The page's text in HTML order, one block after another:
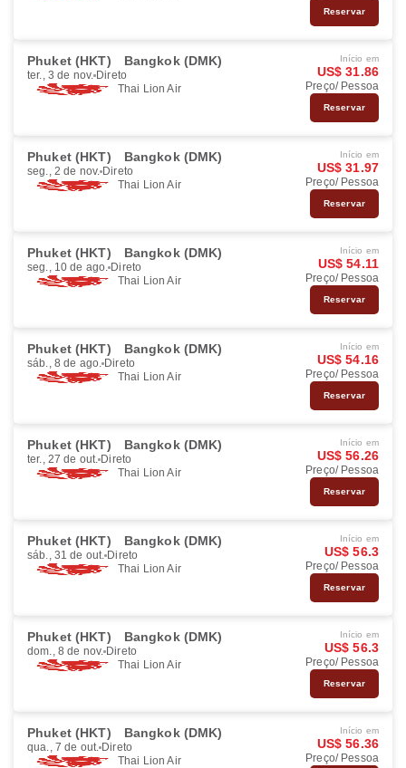
Reservar
Phuket (HKT) Bangkok (DMK)
ter., 3 de nov. Direto
Thai Lion Air
Início em
US$ 31.86
Preço/ Pessoa
Reservar
Phuket (HKT) Bangkok (DMK)
seg., 2 de nov. Direto
Thai Lion Air
Início em
US$ 31.97
Preço/ Pessoa
Reservar
Phuket (HKT) Bangkok (DMK)
seg., 10 de ago. Direto
Thai Lion Air
Início em
US$ 54.11
Preço/ Pessoa
Reservar
Phuket (HKT) Bangkok (DMK)
sáb., 8 de ago. Direto
Thai Lion Air
Início em
US$ 54.16
Preço/ Pessoa
Reservar
Phuket (HKT) Bangkok (DMK)
ter., 27 de out. Direto
Thai Lion Air
Início em
US$ 56.26
Preço/ Pessoa
Reservar
Phuket (HKT) Bangkok (DMK)
sáb., 31 de out. Direto
Thai Lion Air
Início em
US$ 56.3
Preço/ Pessoa
Reservar
Phuket (HKT) Bangkok (DMK)
dom., 8 de nov. Direto
Thai Lion Air
Início em
US$ 56.3
Preço/ Pessoa
Reservar
Phuket (HKT) Bangkok (DMK)
qua., 7 de out. Direto
Thai Lion Air
Início em
US$ 56.36
Preço/ Pessoa